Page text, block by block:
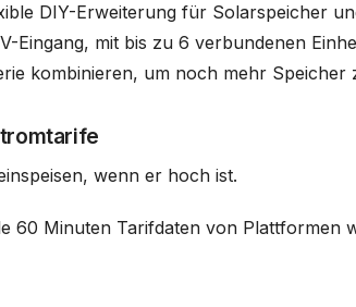
DIY-Erweiterung für Solarspeicher
Eingang, mit bis zu 6 verbundenen
kombinieren, um noch mehr Speicher
wenn er hoch ist.
60 Minuten Tarifdaten von